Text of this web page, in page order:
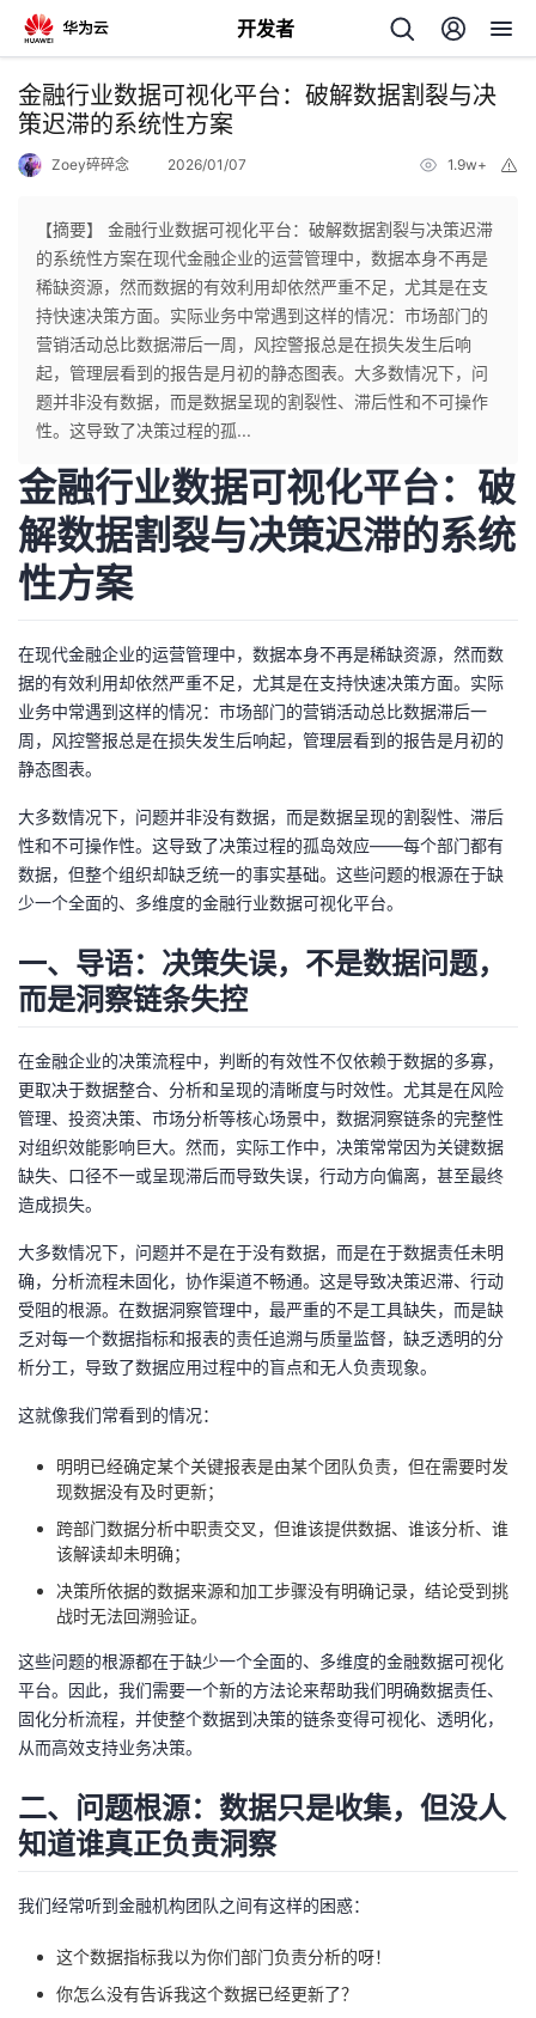
开发者
返
回
个
人
主
页
我
的
开
发
者
的
博
客
我
的
论
坛
我
的
圈
我
的
播
我
活
的
注
我
开
发
者
学
堂
课
程
的
认
证
我
的
实
我
的
藏
的
Programs
我
的
支
持
我
术
支
持
云
声
建
议
金融行业数据可视化平台：破解数据割裂与决
策迟滞的系统性方案
Zoey碎碎念 2026/01/07 1.9w+
【摘要】 金融行业数据可视化平台：破解数据割裂与决策迟滞
的系统性方案在现代金融企业的运营管理中，数据本身不再是
稀缺资源，然而数据的有效利用却依然严重不足，尤其是在支
持快速决策方面。实际业务中常遇到这样的情况：市场部门的
营销活动总比数据滞后一周，风控警报总是在损失发生后响
起，管理层看到的报告是月初的静态图表。大多数情况下，问
题并非没有数据，而是数据呈现的割裂性、滞后性和不可操作
性。这导致了决策过程的孤...
金融行业数据可视化平台：破
解数据割裂与决策迟滞的系统
性方案
在现代金融企业的运营管理中，数据本身不再是稀缺资源，然而数
据的有效利用却依然严重不足，尤其是在支持快速决策方面。实际
业务中常遇到这样的情况：市场部门的营销活动总比数据滞后一
周，风控警报总是在损失发生后响起，管理层看到的报告是月初的
静态图表。
大多数情况下，问题并非没有数据，而是数据呈现的割裂性、滞后
性和不可操作性。这导致了决策过程的孤岛效应——每个部门都有
数据，但整个组织却缺乏统一的事实基础。这些问题的根源在于缺
少一个全面的、多维度的金融行业数据可视化平台。
一、导语：决策失误，不是数据问题，
而是洞察链条失控
在金融企业的决策流程中，判断的有效性不仅依赖于数据的多寡，
更取决于数据整合、分析和呈现的清晰度与时效性。尤其是在风险
管理、投资决策、市场分析等核心场景中，数据洞察链条的完整性
对组织效能影响巨大。然而，实际工作中，决策常常因为关键数据
缺失、口径不一或呈现滞后而导致失误，行动方向偏离，甚至最终
造成损失。
大多数情况下，问题并不是在于没有数据，而是在于数据责任未明
确，分析流程未固化，协作渠道不畅通。这是导致决策迟滞、行动
受阻的根源。在数据洞察管理中，最严重的不是工具缺失，而是缺
乏对每一个数据指标和报表的责任追溯与质量监督，缺乏透明的分
析分工，导致了数据应用过程中的盲点和无人负责现象。
这就像我们常看到的情况：
明明已经确定某个关键报表是由某个团队负责，但在需要时发
现数据没有及时更新；
跨部门数据分析中职责交叉，但谁该提供数据、谁该分析、谁
该解读却未明确；
决策所依据的数据来源和加工步骤没有明确记录，结论受到挑
战时无法回溯验证。
这些问题的根源都在于缺少一个全面的、多维度的金融数据可视化
平台。因此，我们需要一个新的方法论来帮助我们明确数据责任、
固化分析流程，并使整个数据到决策的链条变得可视化、透明化，
从而高效支持业务决策。
二、问题根源：数据只是收集，但没人
知道谁真正负责洞察
我们经常听到金融机构团队之间有这样的困惑：
这个数据指标我以为你们部门负责分析的呀！
你怎么没有告诉我这个数据已经更新了？